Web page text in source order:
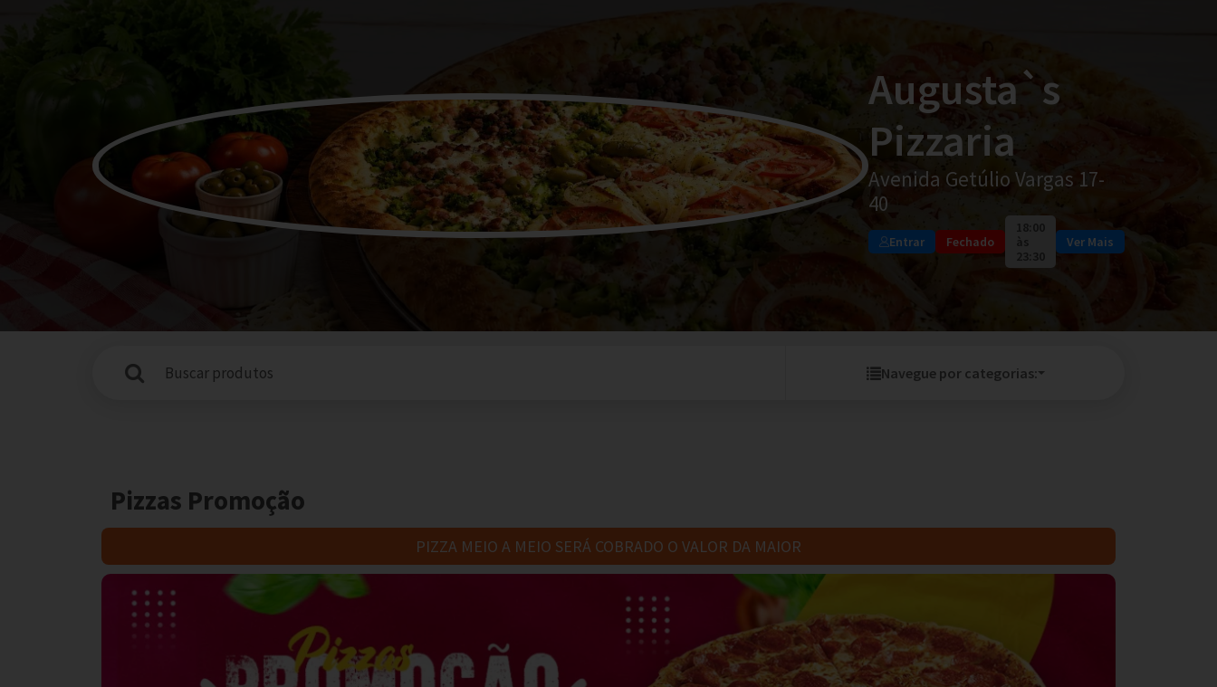
Augusta`s
Pizzaria
Avenida Getúlio Vargas 17-
40
Entrar Fechado Ver Mais
Navegue por categorias:
Pizzas Promoção
PIZZA MEIO A MEIO SERÁ COBRADO O VALOR DA MAIOR